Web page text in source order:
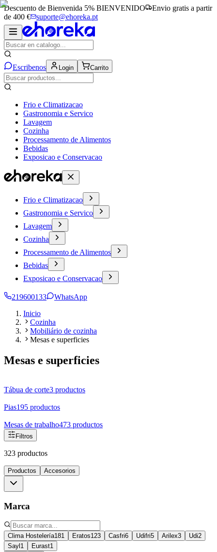
Descuento de Bienvenida 5% BIENVENIDO
Envio gratis a partir
de 400 €
suporte@ehoreka.pt
Escribenos Login Carrito
Frio e Climatizacao
Gastronomia e Servico
Lavagem
Cozinha
Processamento de Alimentos
Bebidas
Exposicao e Conservacao
Frio e Climatizacao
Gastronomia e Servico
Lavagem
Cozinha
Processamento de Alimentos
Bebidas
Exposicao e Conservacao
219600133
WhatsApp
Inicio
Cozinha
Mobiliário de cozinha
Mesas e superficies
Mesas e superficies
Tábua de corte3 productos
Pias195 productos
Mesas de trabalho473 productos
Filtros
323 productos
Productos Accesorios
Marca
Clima Hostelería181 Eratos123 Casfri6 Udifri5 Arilex3 Udi2
Sayl 1 Eurast1